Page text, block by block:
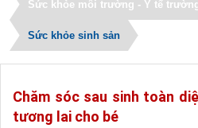
Sức khỏe môi trường - Y tế
Sức khỏe sinh sản
Chăm sóc sau sinh toàn
tương lai cho bé